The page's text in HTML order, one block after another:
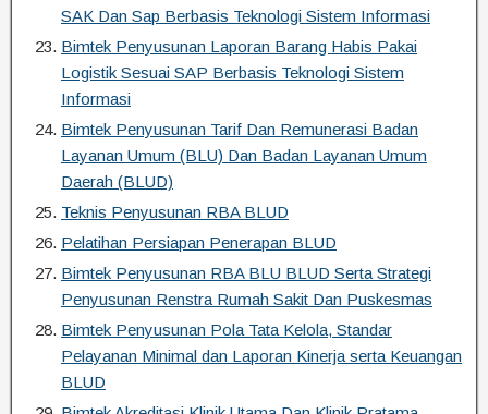
SAK Dan Sap Berbasis Teknologi Sistem Informasi
Bimtek Penyusunan Laporan Barang Habis Pakai
Logistik Sesuai SAP Berbasis Teknologi Sistem
Informasi
Bimtek Penyusunan Tarif Dan Remunerasi Badan
Layanan Umum (BLU) Dan Badan Layanan Umum
Daerah (BLUD)
Teknis Penyusunan RBA BLUD
Pelatihan Persiapan Penerapan BLUD
Bimtek Penyusunan RBA BLU BLUD Serta Strategi
Penyusunan Renstra Rumah Sakit Dan Puskesmas
Bimtek Penyusunan Pola Tata Kelola, Standar
Pelayanan Minimal dan Laporan Kinerja serta Keuangan
BLUD